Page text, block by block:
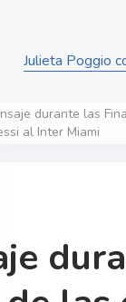
Julieta Poggio
durante las
al Inter Miami